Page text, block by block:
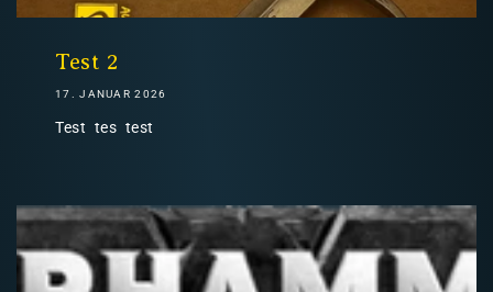
Test 2
17. JANUAR 2026
Test tes test
Nicht-EU: kein kostenloser Versand
Lieferungen in Nicht-EU-Länder (z. B. Schweiz)